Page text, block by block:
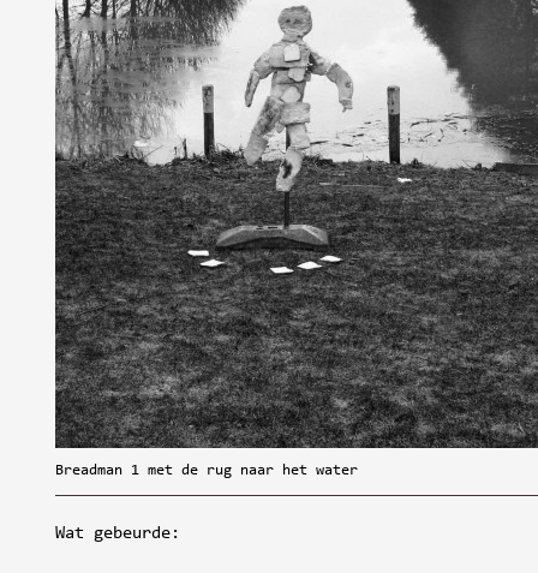
Breadman 1 met de rug naar het water
Wat gebeurde: